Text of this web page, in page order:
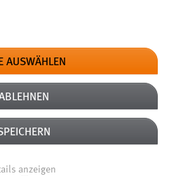
AUSWÄHLEN
anzeigen